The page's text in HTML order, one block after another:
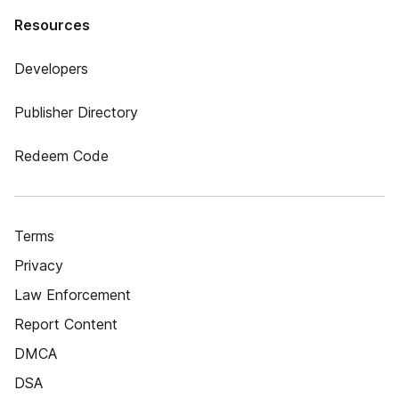
Resources
Developers
Publisher Directory
Redeem Code
Terms
Privacy
Law Enforcement
Report Content
DMCA
DSA